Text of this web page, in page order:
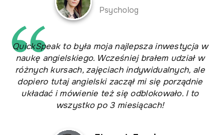
Psycholog
QuickSpeak to była moja najlepsza inwestycja w
naukę angielskiego. Wcześniej brałem udział w
różnych kursach, zajęciach indywidualnych, ale
dopiero tutaj angielski zaczął mi się porządnie
układać i mówienie też się odblokowało. I to
wszystko po 3 miesiącach!